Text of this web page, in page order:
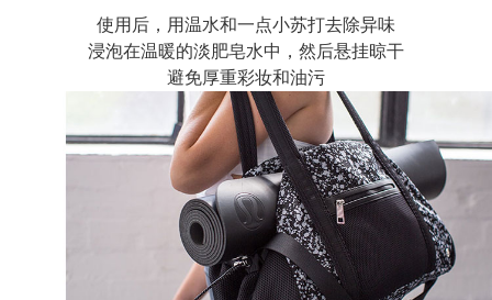
使用后，用温水和一点小苏打去除异味
浸泡在温暖的淡肥皂水中，然后悬挂晾干
避免厚重彩妆和油污